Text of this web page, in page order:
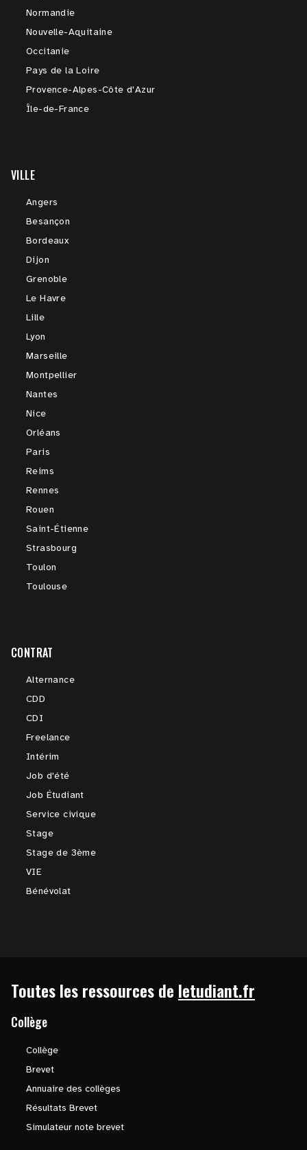
Normandie
Nouvelle-Aquitaine
Occitanie
Pays de la Loire
Provence-Alpes-Côte d'Azur
Île-de-France
VILLE
Angers
Besançon
Bordeaux
Dijon
Grenoble
Le Havre
Lille
Lyon
Marseille
Montpellier
Nantes
Nice
Orléans
Paris
Reims
Rennes
Rouen
Saint-Étienne
Strasbourg
Toulon
Toulouse
CONTRAT
Alternance
CDD
CDI
Freelance
Intérim
Job d'été
Job Étudiant
Service civique
Stage
Stage de 3ème
VIE
Bénévolat
Toutes les ressources de letudiant.fr
Collège
Collège
Brevet
Annuaire des collèges
Résultats Brevet
Simulateur note brevet